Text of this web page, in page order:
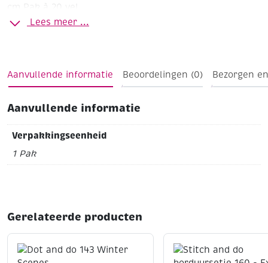
Pak à 20 vel
Lees meer ...
Aanvullende informatie Beoordelingen (0) Bezorgen
Aanvullende informatie
Verpakkingseenheid
1 Pak
Gerelateerde producten